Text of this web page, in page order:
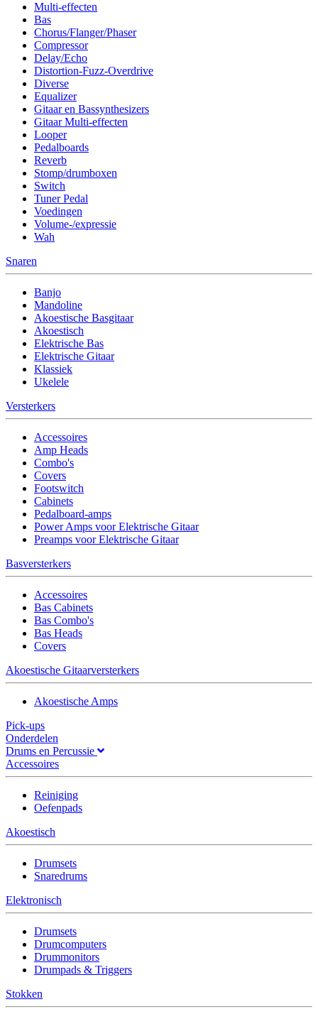
Multi-effecten
Bas
Chorus/Flanger/Phaser
Compressor
Delay/Echo
Distortion-Fuzz-Overdrive
Diverse
Equalizer
Gitaar en Bassynthesizers
Gitaar Multi-effecten
Looper
Pedalboards
Reverb
Stomp/drumboxen
Switch
Tuner Pedal
Voedingen
Volume-/expressie
Wah
Snaren
Banjo
Mandoline
Akoestische Basgitaar
Akoestisch
Elektrische Bas
Elektrische Gitaar
Klassiek
Ukelele
Versterkers
Accessoires
Amp Heads
Combo's
Covers
Footswitch
Cabinets
Pedalboard-amps
Power Amps voor Elektrische Gitaar
Preamps voor Elektrische Gitaar
Basversterkers
Accessoires
Bas Cabinets
Bas Combo's
Bas Heads
Covers
Akoestische Gitaarversterkers
Akoestische Amps
Pick-ups
Onderdelen
Drums en Percussie
Accessoires
Reiniging
Oefenpads
Akoestisch
Drumsets
Snaredrums
Elektronisch
Drumsets
Drumcomputers
Drummonitors
Drumpads & Triggers
Stokken